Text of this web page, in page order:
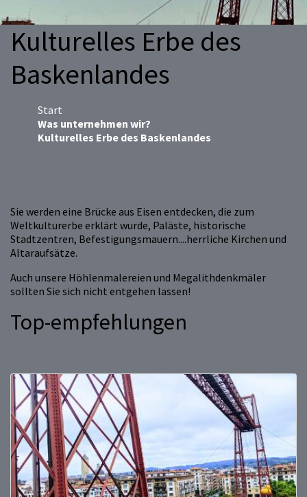
Kulturelles Erbe des
Baskenlandes
Start
Was unternehmen wir?
Kulturelles Erbe des Baskenlandes
Sie werden eine Brücke aus Eisen entdecken, die zum
Weltkulturerbe erklärt wurde, Paläste, historische
Stadtzentren, Befestigungsmauern....herrliche Kirchen und
Altaraufsätze.
Auch unsere Höhlenmalereien und Megalithdenkmäler
sollten Sie sich nicht entgehen lassen!
Top-empfehlungen